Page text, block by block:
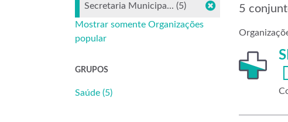
5
Secretaria Municipa... (5)
Mostrar somente Organizações
popular
GRUPOS
Saúde (5)